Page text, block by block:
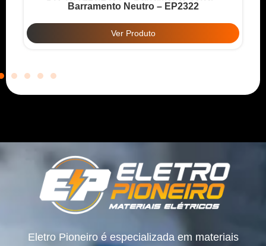
Barramento Neutro – EP2322
Ver Produto
Eletro Pioneiro é especializada em materiais